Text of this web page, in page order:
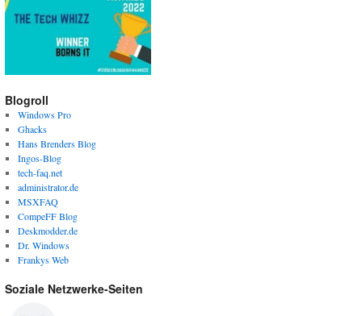
Blogroll
Windows Pro
Ghacks
Hans Brenders Blog
Ingos-Blog
tech-faq.net
administrator.de
MSXFAQ
CompeFF Blog
Deskmodder.de
Dr. Windows
Frankys Web
Soziale Netzwerke-Seiten